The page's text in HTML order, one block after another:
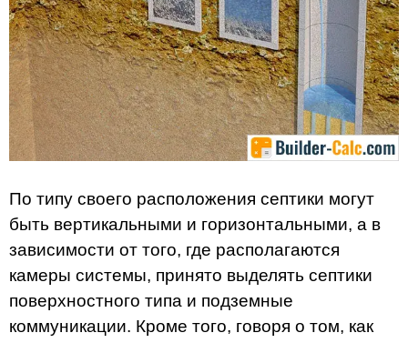
По типу своего расположения септики могут
быть вертикальными и горизонтальными, а в
зависимости от того, где располагаются
камеры системы, принято выделять септики
поверхностного типа и подземные
коммуникации. Кроме того, говоря о том, как